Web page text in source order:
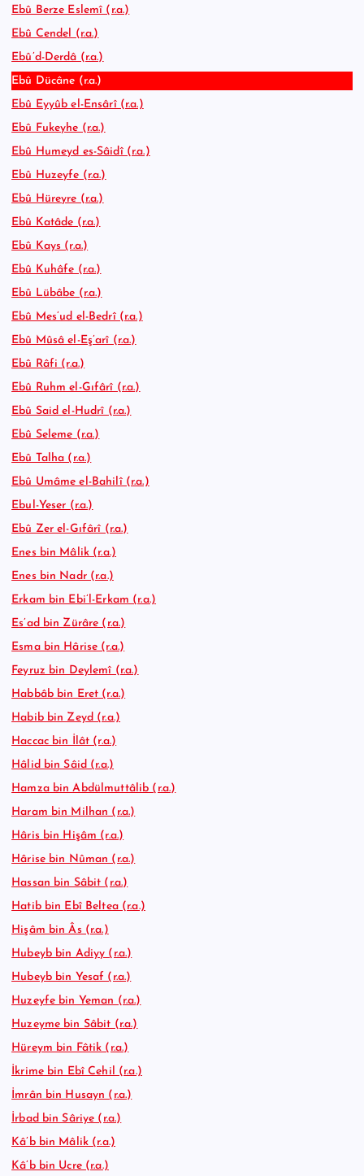
Ebû Berze Eslemî (r.a.)
Ebû Cendel (r.a.)
Ebû’d-Derdâ (r.a.)
Ebû Dücâne (r.a.)
Ebû Eyyûb el-Ensârî (r.a.)
Ebû Fukeyhe (r.a.)
Ebû Humeyd es-Sâidî (r.a.)
Ebû Huzeyfe (r.a.)
Ebû Hüreyre (r.a.)
Ebû Katâde (r.a.)
Ebû Kays (r.a.)
Ebû Kuhâfe (r.a.)
Ebû Lübâbe (r.a.)
Ebû Mes’ud el-Bedrî (r.a.)
Ebû Mûsâ el-Eş’arî (r.a.)
Ebû Râfi (r.a.)
Ebû Ruhm el-Gıfârî (r.a.)
Ebû Said el-Hudrî (r.a.)
Ebû Seleme (r.a.)
Ebû Talha (r.a.)
Ebû Umâme el-Bahilî (r.a.)
Ebul-Yeser (r.a.)
Ebû Zer el-Gıfârî (r.a.)
Enes bin Mâlik (r.a.)
Enes bin Nadr (r.a.)
Erkam bin Ebi’l-Erkam (r.a.)
Es’ad bin Zürâre (r.a.)
Esma bin Hârise (r.a.)
Feyruz bin Deylemî (r.a.)
Habbâb bin Eret (r.a.)
Habib bin Zeyd (r.a.)
Haccac bin İlât (r.a.)
Hâlid bin Sâid (r.a.)
Hamza bin Abdülmuttâlib (r.a.)
Haram bin Milhan (r.a.)
Hâris bin Hişâm (r.a.)
Hârise bin Nûman (r.a.)
Hassan bin Sâbit (r.a.)
Hatib bin Ebî Beltea (r.a.)
Hişâm bin Âs (r.a.)
Hubeyb bin Adiyy (r.a.)
Hubeyb bin Yesaf (r.a.)
Huzeyfe bin Yeman (r.a.)
Huzeyme bin Sâbit (r.a.)
Hüreym bin Fâtik (r.a.)
İkrime bin Ebî Cehil (r.a.)
İmrân bin Husayn (r.a.)
İrbad bin Sâriye (r.a.)
Kâ’b bin Mâlik (r.a.)
Kâ’b bin Ucre (r.a.)